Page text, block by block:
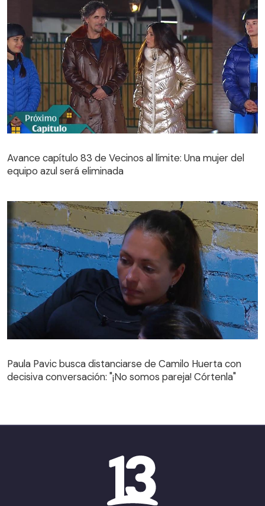
equipo azul será eliminada
Avance capítulo 83 de Vecinos al límite: Una mujer del
equipo azul será eliminada
decisiva conversación: "¡No somos pareja! Córtenla"
Paula Pavic busca distanciarse de Camilo Huerta con
decisiva conversación: "¡No somos pareja! Córtenla"